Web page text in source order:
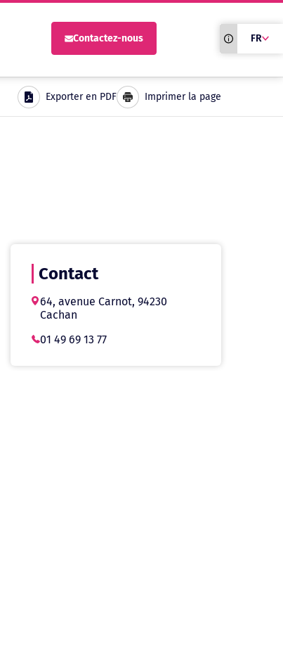
Contactez-nous
Traduction
siteFR
Exporter en PDF Imprimer la page
Contact
64, avenue Carnot, 94230
Cachan
01 49 69 13 77